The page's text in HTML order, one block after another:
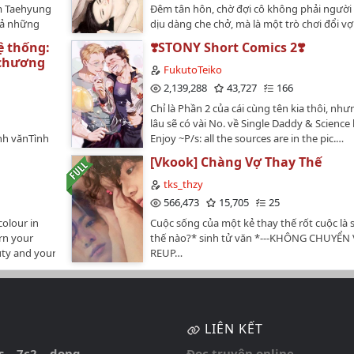
bị phán
nhất
cái hệ
mỏi, đến
đều phải
gì, còn
phải là cùng nữ chính dây dưa không rõ
sao lại vẫn là xử nam, tinh lực dư thừa như
còn một đám đến muốn tự mình dạy dỗ ta?
dụng cụ khiến người ta đỏ mặt kia nữa.Mặc
áo thì đều là người tuấn dật vô song, cởi
sao lại biến thành sói rồi?===Truyện này cốt
và H đều được coi trọng như nhau, tình
H mà thăng hoa. Kết 1 nữ 5 nam (hoặc 6-
biết)Từ chương 1-60 là của 1 bạn bên tài
wattpad: princess__xx, tớ mang về về edit
chap 61 ^^Truyện ngược bé tẹo teo, các
sạch, nữ chủ ngoài 5 (or 6) nam chủ ra thì
xxx với aiĐính chính nữ chủ có 5 anh chồng
anh sư phụ =))Nữ chủ: Mộ Thiển
Đông Lăng Mặc, Hách Liên Tử Câm, Hiên
Thành, Phong Ảnh Dạ, Quân Tứ Hải, Đế Vô
^^====Vào truyện thôi…
những
quan
in cute#7
Đêm tân hôn, chờ đợi cô không phải người
dịu dàng che chở, mà là một trò chơi đổi
vào vòng tay người đàn ông khác, hung
đạp tự ái của cô. Cô bị thuốc mê khống chế,
đón nhận hoan ái ở dưới thân thể của
. . .Trước mặt mọi người, bọn họ có một
nhân hạnh phúc mỹ mãn, người người yêu
ngưỡng mộ. Sau lưng người, cô chẳng qua
đầy tớ làm ấm giường của anh, bị anh bừa
nhục, "Cô chẳng qua chỉ là một phụ nữ dâm
không có lệnh của tôi, cho dù cô muốn chết
không được!"...Một cuộc tai nạn xe cộ bất
ra, cô hoàn toàn biến mất trong thế giới
anh mới phát hiện, thì ra là trong quá trình
cô, tim của mình cũng chảy máu. Năm năm
vùng đất này. Trong bữa tiệc thứ nhất, lại
khiến cô theo bản năng kéo bé trai bên
trong ngực."Cô trông rất giống vợ của tôi!"
thống:
vănTình
Vì tìm ra
233
hoàn
ở trên
phải
thì
di động,
lòng
Già Diệp:
Quân
1
❣️STONY Short Comics 2❣️
FukutoTeiko
2,139,288
43,727
166
Chỉ là Phần 2 của cái cùng tên kia thôi,
lâu sẽ có vài No. về Single Daddy &
Enjoy ~P/s: all the sources are in the pic.…
in
your
and your
Đình, Linh
[Vkook] Chàng Vợ Thay Thế
tks_thzy
566,473
15,705
25
Cuộc sống của một kẻ thay thế rốt cuộc là
thế nào?* sinh tử văn *---KHÔNG CHUYỂN
REUP…
LIÊN KẾT